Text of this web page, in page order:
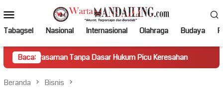
ke
kontenMobile
Tabagsel Nasional Internasional Olahraga Budaya
Baca:
Tanpa Dasar Hukum Picu Keresahan Truk Miring
Beranda Bisnis